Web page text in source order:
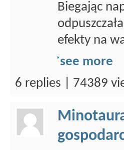
Biegając
efekty na
see more
6 replies | 74389